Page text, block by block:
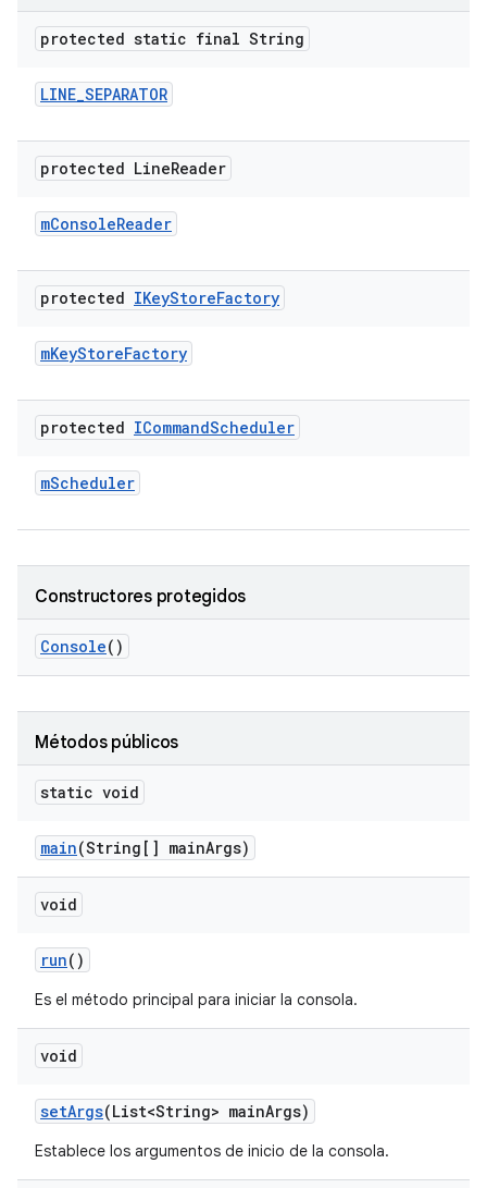
protected static final String
LINE_SEPARATOR
protected LineReader
mConsoleReader
protected IKeyStoreFactory
mKeyStoreFactory
protected ICommandScheduler
mScheduler
Constructores protegidos
Console()
Métodos públicos
static void
main(String[] mainArgs)
void
run()
Es el método principal para iniciar la consola.
void
setArgs(List<String> mainArgs)
Establece los argumentos de inicio de la consola.